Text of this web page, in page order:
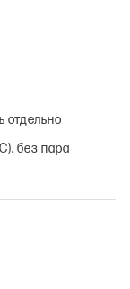
отдельно
без пара